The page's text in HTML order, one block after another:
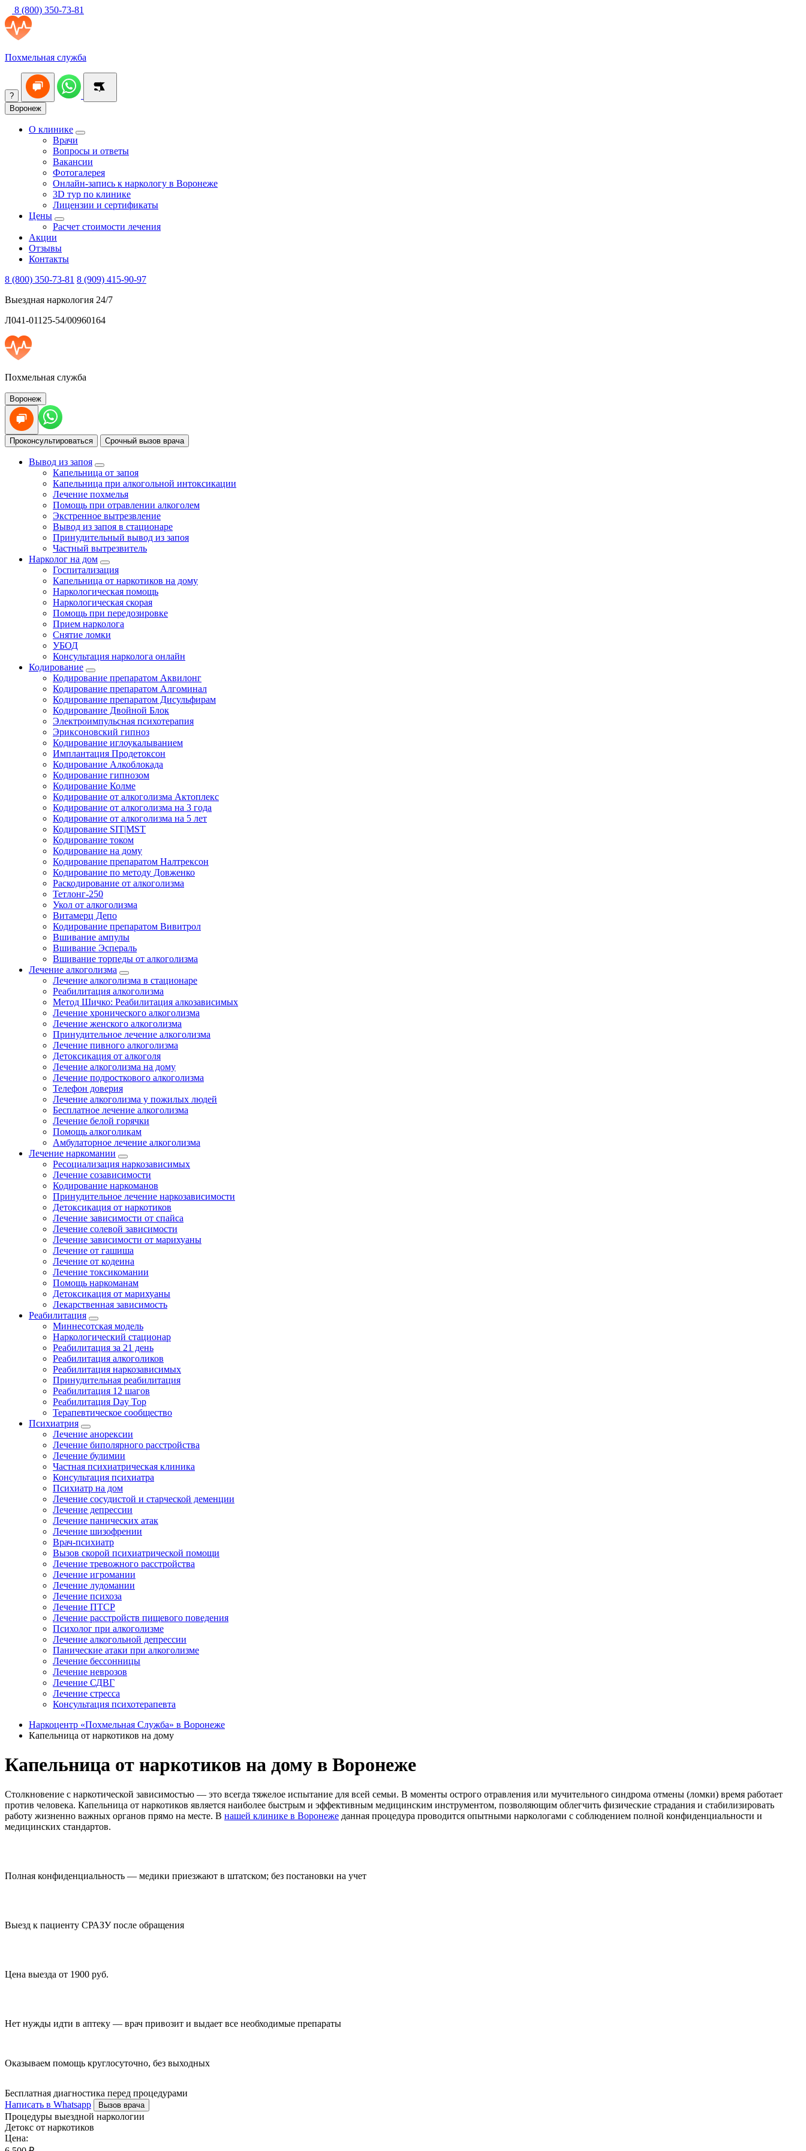
8 (800) 350-73-81
Похмельная служба
?
Воронеж
О клинике
Врачи
Вопросы и ответы
Вакансии
Фотогалерея
Онлайн-запись к наркологу в Воронеже
3D тур по клинике
Лицензии и сертификаты
Цены
Расчет стоимости лечения
Акции
Отзывы
Контакты
8 (800) 350-73-81 8 (909) 415-90-97
Выездная наркология 24/7
Л041-01125-54/00960164
Похмельная служба
Воронеж
Проконсультироваться Срочный вызов врача
Вывод из запоя
Капельница от запоя
Капельница при алкогольной интоксикации
Лечение похмелья
Помощь при отравлении алкоголем
Экстренное вытрезвление
Вывод из запоя в стационаре
Принудительный вывод из запоя
Частный вытрезвитель
Нарколог на дом
Госпитализация
Капельница от наркотиков на дому
Наркологическая помощь
Наркологическая скорая
Помощь при передозировке
Прием нарколога
Снятие ломки
УБОД
Консультация нарколога онлайн
Кодирование
Кодирование препаратом Аквилонг
Кодирование препаратом Алгоминал
Кодирование препаратом Дисульфирам
Кодирование Двойной Блок
Электроимпульсная психотерапия
Эриксоновский гипноз
Кодирование иглоукалыванием
Имплантация Продетоксон
Кодирование Алкоблокада
Кодирование гипнозом
Кодирование Колме
Кодирование от алкоголизма Актоплекс
Кодирование от алкоголизма на 3 года
Кодирование от алкоголизма на 5 лет
Кодирование SIT|MST
Кодирование током
Кодирование на дому
Кодирование препаратом Налтрексон
Кодирование по методу Довженко
Раскодирование от алкоголизма
Тетлонг-250
Укол от алкоголизма
Витамерц Депо
Кодирование препаратом Вивитрол
Вшивание ампулы
Вшивание Эспераль
Вшивание торпеды от алкоголизма
Лечение алкоголизма
Лечение алкоголизма в стационаре
Реабилитация алкоголизма
Метод Шичко: Реабилитация алкозависимых
Лечение хронического алкоголизма
Лечение женского алкоголизма
Принудительное лечение алкоголизма
Лечение пивного алкоголизма
Детоксикация от алкоголя
Лечение алкоголизма на дому
Лечение подросткового алкоголизма
Телефон доверия
Лечение алкоголизма у пожилых людей
Бесплатное лечение алкоголизма
Лечение белой горячки
Помощь алкоголикам
Амбулаторное лечение алкоголизма
Лечение наркомании
Ресоциализация наркозависимых
Лечение созависимости
Кодирование наркоманов
Принудительное лечение наркозависимости
Детоксикация от наркотиков
Лечение зависимости от спайса
Лечение солевой зависимости
Лечение зависимости от марихуаны
Лечение от гашиша
Лечение от кодеина
Лечение токсикомании
Помощь наркоманам
Детоксикация от марихуаны
Лекарственная зависимость
Реабилитация
Миннесотская модель
Наркологический стационар
Реабилитация за 21 день
Реабилитация алкоголиков
Реабилитация наркозависимых
Принудительная реабилитация
Реабилитация 12 шагов
Реабилитация Day Top
Терапевтическое сообщество
Психиатрия
Лечение анорексии
Лечение биполярного расстройства
Лечение булимии
Частная психиатрическая клиника
Консультация психиатра
Психиатр на дом
Лечение сосудистой и старческой деменции
Лечение депрессии
Лечение панических атак
Лечение шизофрении
Врач-психиатр
Вызов скорой психиатрической помощи
Лечение тревожного расстройства
Лечение игромании
Лечение лудомании
Лечение психоза
Лечение ПТСР
Лечение расстройств пищевого поведения
Психолог при алкоголизме
Лечение алкогольной депрессии
Панические атаки при алкоголизме
Лечение бессонницы
Лечение неврозов
Лечение СДВГ
Лечение стресса
Консультация психотерапевта
Наркоцентр «Похмельная Служба» в Воронеже
Капельница от наркотиков на дому
Капельница от наркотиков на дому в Воронеже
Столкновение с наркотической зависимостью — это всегда тяжелое испытание для всей семьи. В моменты острого отравления или мучительного синдрома отмены (ломки) время работает
против человека. Капельница от наркотиков является наиболее быстрым и эффективным медицинским инструментом, позволяющим облегчить физические страдания и стабилизировать
работу жизненно важных органов прямо на месте. В нашей клинике в Воронеже данная процедура проводится опытными наркологами с соблюдением полной конфиденциальности и
медицинских стандартов.
Полная конфиденциальность — медики приезжают в штатском; без постановки на учет
Выезд к пациенту СРАЗУ после обращения
Цена выезда от 1900 руб.
Нет нужды идти в аптеку — врач привозит и выдает все необходимые препараты
Оказываем помощь круглосуточно, без выходных
Бесплатная диагностика перед процедурами
Написать в Whatsapp
Вызов врача
Процедуры выездной наркологии
Детокс от наркотиков
Цена: